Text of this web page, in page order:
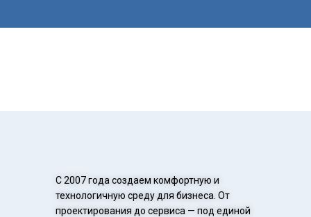
С 2007 года создаем комфортную и
технологичную среду для бизнеса. От
проектирования до сервиса — под единой